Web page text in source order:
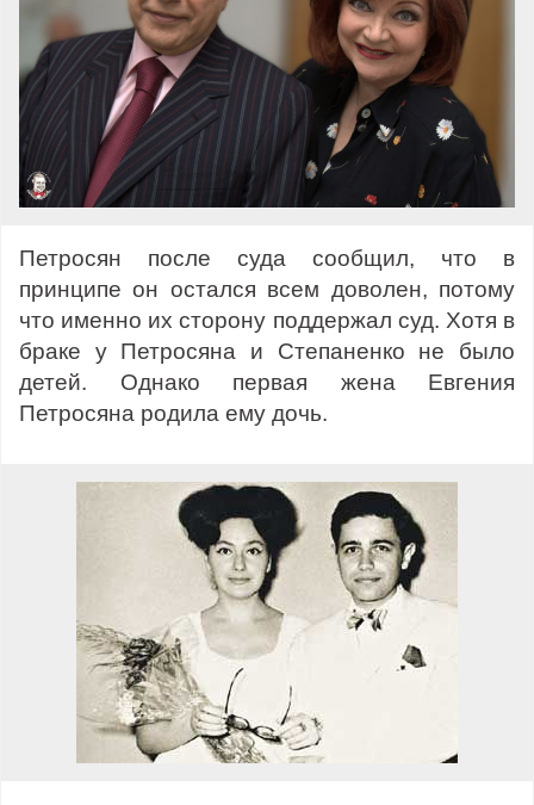
Петросян после суда сообщил, что в
принципе он остался всем доволен, потому
что именно их сторону поддержал суд. Хотя в
браке у Петросяна и Степаненко не было
детей. Однако первая жена Евгения
Петросяна родила ему дочь.